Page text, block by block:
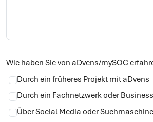
Wie haben Sie von aDvens/mySOC
Durch ein früheres Projekt mit aDvens
Durch ein Fachnetzwerk oder
Über Social Media oder